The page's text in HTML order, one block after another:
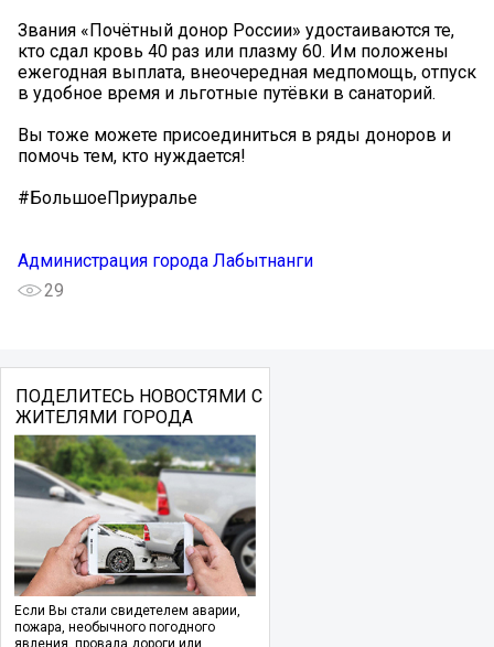
Звания «Почётный донор России» удостаиваются те,
кто сдал кровь 40 раз или плазму 60. Им положены
ежегодная выплата, внеочередная медпомощь, отпуск
в удобное время и льготные путёвки в санаторий.
Вы тоже можете присоединиться в ряды доноров и
помочь тем, кто нуждается!
#БольшоеПриуралье
Администрация города Лабытнанги
29
ПОДЕЛИТЕСЬ НОВОСТЯМИ С
ЖИТЕЛЯМИ ГОРОДА
Если Вы стали свидетелем аварии,
пожара, необычного погодного
явления, провала дороги или